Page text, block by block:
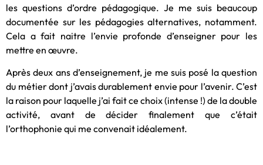
les questions d’ordre pédagogique. Je me suis beaucoup
documentée sur les pédagogies alternatives, notamment.
Cela a fait naitre l’envie profonde d’enseigner pour les
mettre en œuvre.
Après deux ans d’enseignement, je me suis posé la question
du métier dont j’avais durablement envie pour l’avenir. C’est
la raison pour laquelle j’ai fait ce choix (intense !) de la double
activité, avant de décider finalement que c’était
l’orthophonie qui me convenait idéalement.